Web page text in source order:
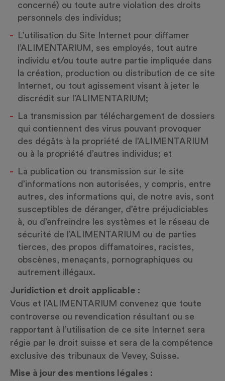
concerné) ou toute autre violation des droits
personnels des individus;
L’utilisation du Site Internet pour diffamer
l’ALIMENTARIUM, ses employés, tout autre
individu et/ou toute autre partie impliquée dans
la création, production ou distribution de ce site
Internet, ou tout agissement visant à jeter le
discrédit sur l’ALIMENTARIUM;
La transmission par téléchargement de dossiers
qui contiennent des virus pouvant provoquer
des dégâts à la propriété de l’ALIMENTARIUM
ou à la propriété d’autres individus; et
La publication ou transmission sur le site
d’informations non autorisées, y compris, entre
autres, des informations qui, de notre avis, sont
susceptibles de déranger, d’être préjudiciables
à, ou d’enfreindre les systèmes et le réseau de
sécurité de l’ALIMENTARIUM ou de parties
tierces, des propos diffamatoires, racistes,
obscènes, menaçants, pornographiques ou
autrement illégaux.
Juridiction et droit applicable :
Vous et l’ALIMENTARIUM convenez que toute
controverse ou revendication résultant ou se
rapportant à l’utilisation de ce site Internet sera
régie par le droit suisse et sera de la compétence
exclusive des tribunaux de Vevey, Suisse.
Mise à jour des mentions légales :